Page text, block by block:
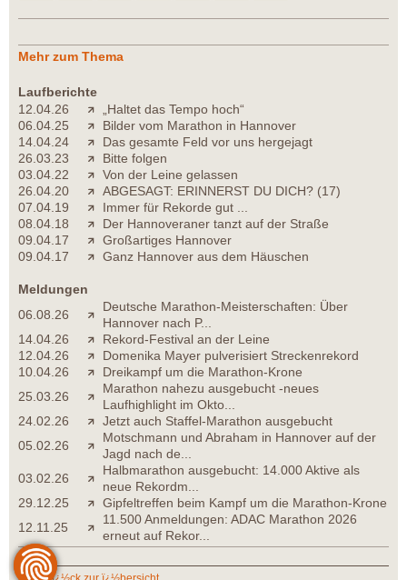
Mehr zum Thema
Laufberichte
12.04.26
„Haltet das Tempo hoch“
06.04.25
Bilder vom Marathon in Hannover
14.04.24
Das gesamte Feld vor uns hergejagt
26.03.23
Bitte folgen
03.04.22
Von der Leine gelassen
26.04.20
ABGESAGT: ERINNERST DU DICH? (17)
07.04.19
Immer für Rekorde gut ...
08.04.18
Der Hannoveraner tanzt auf der Straße
09.04.17
Großartiges Hannover
09.04.17
Ganz Hannover aus dem Häuschen
Meldungen
06.08.26
Deutsche Marathon-Meisterschaften: Über
Hannover nach P...
14.04.26
Rekord-Festival an der Leine
12.04.26
Domenika Mayer pulverisiert Streckenrekord
10.04.26
Dreikampf um die Marathon-Krone
25.03.26
Marathon nahezu ausgebucht -neues
Laufhighlight im Okto...
24.02.26
Jetzt auch Staffel-Marathon ausgebucht
05.02.26
Motschmann und Abraham in Hannover auf der
Jagd nach de...
03.02.26
Halbmarathon ausgebucht: 14.000 Aktive als
neue Rekordm...
29.12.25
Gipfeltreffen beim Kampf um die Marathon-Krone
12.11.25
11.500 Anmeldungen: ADAC Marathon 2026
erneut auf Rekor...